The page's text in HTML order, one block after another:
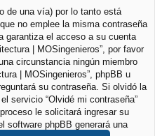
de una vía) por lo tanto está
no emplee la misma contraseña
garantiza el acceso a su cuenta
| MOSingenieros”, por favor
circunstancia ningún miembro
| MOSingenieros”, phpBB u
su contraseña. Si olvidó la
servicio “Olvidé mi contraseña”
le solicitará ingresar su
software phpBB generará una